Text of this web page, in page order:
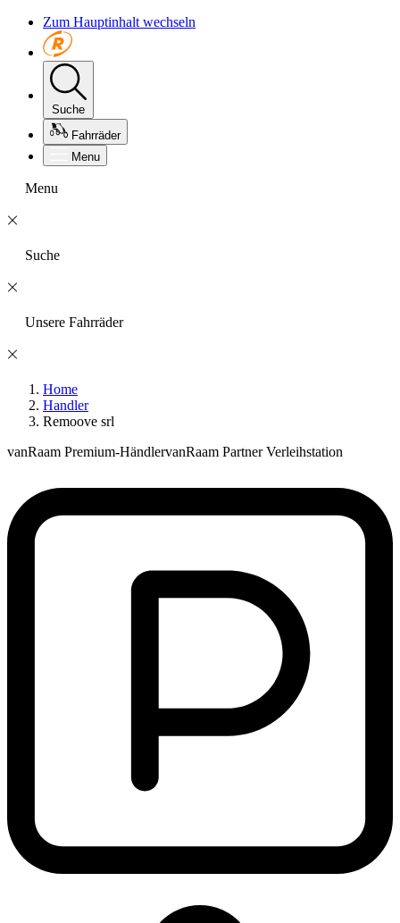
Zum Hauptinhalt wechseln
Suche
Fahrräder
Menu
Menu
Suche
Unsere Fahrräder
Home
Handler
Remoove srl
vanRaam Premium-HändlervanRaam Partner Verleihstation